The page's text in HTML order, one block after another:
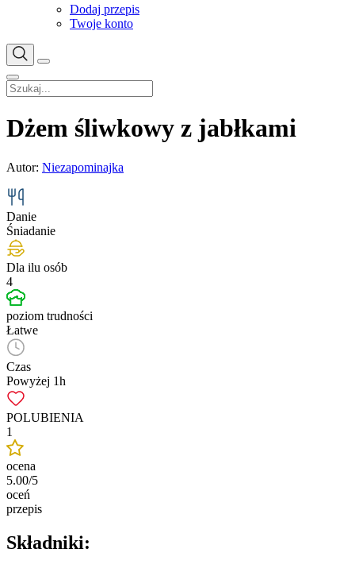
Dodaj przepis
Twoje konto
Dżem śliwkowy z jabłkami
Autor: Niezapominajka
Danie
Śniadanie
Dla ilu osób
4
poziom trudności
Łatwe
Czas
Powyżej 1h
POLUBIENIA
1
ocena
5.00/5
oceń
przepis
Składniki: